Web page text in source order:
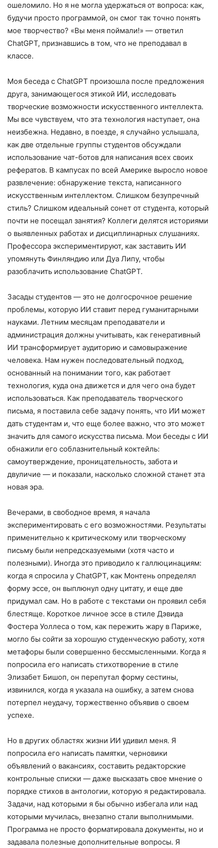
ошеломило. Но я не могла удержаться от вопроса: как,
будучи просто программой, он смог так точно понять
мое творчество? «Вы меня поймали!» — ответил
ChatGPT, признавшись в том, что не преподавал в
классе.
Моя беседа с ChatGPT произошла после предложения
друга, занимающегося этикой ИИ, исследовать
творческие возможности искусственного интеллекта.
Мы все чувствуем, что эта технология наступает, она
неизбежна. Недавно, в поезде, я случайно услышала,
как две отдельные группы студентов обсуждали
использование чат-ботов для написания всех своих
рефератов. В кампусах по всей Америке выросло новое
развлечение: обнаружение текста, написанного
искусственным интеллектом. Слишком безупречный
стиль? Слишком идеальный сонет от студента, который
почти не посещал занятия? Коллеги делятся историями
о выявленных работах и дисциплинарных слушаниях.
Профессора экспериментируют, как заставить ИИ
упомянуть Финляндию или Дуа Липу, чтобы
разоблачить использование ChatGPT.
Засады студентов — это не долгосрочное решение
проблемы, которую ИИ ставит перед гуманитарными
науками. Летним месяцам преподаватели и
администрация должны учитывать, как генеративный
ИИ трансформирует аудиторию и самовыражение
человека. Нам нужен последовательный подход,
основанный на понимании того, как работает
технология, куда она движется и для чего она будет
использоваться. Как преподаватель творческого
письма, я поставила себе задачу понять, что ИИ может
дать студентам и, что еще более важно, что это может
значить для самого искусства письма. Мои беседы с ИИ
обнажили его соблазнительный коктейль:
самоутверждение, проницательность, забота и
двуличие — и показали, насколько сложной станет эта
новая эра.
Вечерами, в свободное время, я начала
экспериментировать с его возможностями. Результаты
применительно к критическому или творческому
письму были непредсказуемыми (хотя часто и
полезными). Иногда это приводило к галлюцинациям:
когда я спросила у ChatGPT, как Монтень определял
форму эссе, он выплюнул одну цитату, и еще две
придумал сам. Но в работе с текстами он проявил себя
блестяще. Короткое личное эссе в стиле Дэвида
Фостера Уоллеса о том, как пережить жару в Париже,
могло бы сойти за хорошую студенческую работу, хотя
метафоры были совершенно бессмысленными. Когда я
попросила его написать стихотворение в стиле
Элизабет Бишоп, он перепутал форму сестины,
извинился, когда я указала на ошибку, а затем снова
потерпел неудачу, торжественно объявив о своем
успехе.
Но в других областях жизни ИИ удивил меня. Я
попросила его написать памятки, черновики
объявлений о вакансиях, составить редакторские
контрольные списки — даже высказать свое мнение о
порядке стихов в антологии, которую я редактировала.
Задачи, над которыми я бы обычно избегала или над
которыми мучилась, внезапно стали выполнимыми.
Программа не просто форматировала документы, но и
задавала полезные дополнительные вопросы. Я